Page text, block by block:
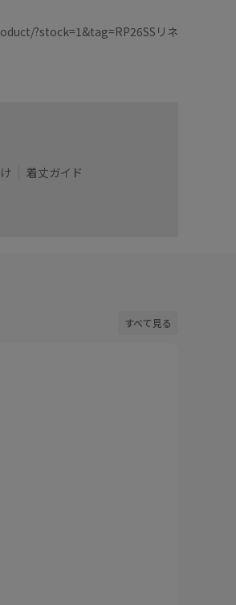
?stock=1&tag=RP26SSリネ
着丈ガイド
すべて見る